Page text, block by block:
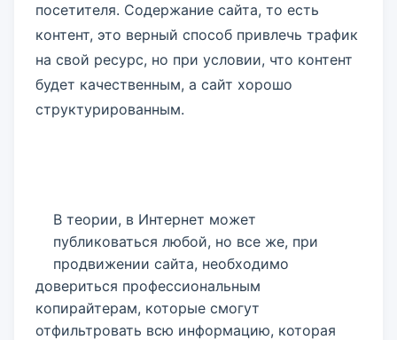
посетителя. Содержание сайта, то есть
контент, это верный способ привлечь трафик
на свой ресурс, но при условии, что контент
будет качественным, а сайт хорошо
структурированным.
В теории, в Интернет может
публиковаться любой, но все же, при
продвижении сайта, необходимо
довериться профессиональным
копирайтерам, которые смогут
отфильтровать всю информацию, которая